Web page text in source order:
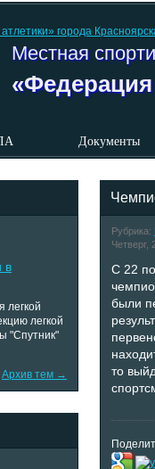
Местная
«Федерация
Документы
в
легкой
легкой
"Спутник"
Архив тем →
Рубрика:
Четверг,
С 22
были
то